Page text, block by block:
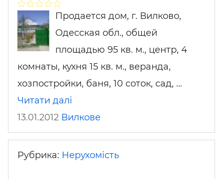
Продается дом, г. Вилково,
Одесская обл., общей
площадью 95 кв. м., центр, 4
комнаты, кухня 15 кв. м., веранда,
хозпостройки, баня, 10 соток, сад, …
Читати далі
13.01.2012 Вилкове
Рубрика: Нерухомість